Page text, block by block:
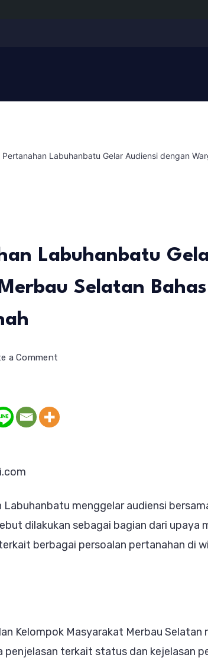
Pertanahan Labuhanbatu Gelar Audiensi dengan
Labuhanbatu
Selatan
a Comment
Labuhanbatu
Bahas
menggelar audiensi
dilakukan sebagai bagian dari upaya
berbagai persoalan pertanahan di
Kelompok Masyarakat Merbau Selatan
terkait status dan kejelasan